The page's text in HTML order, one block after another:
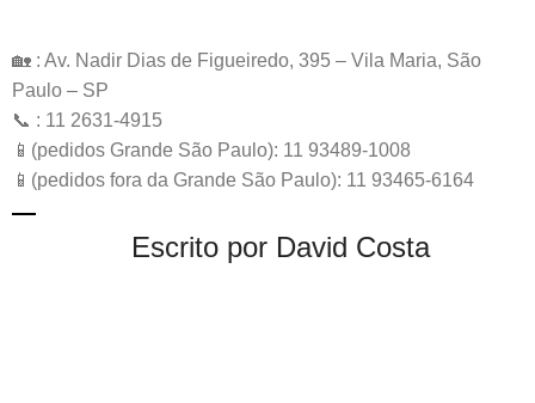
🏡 : Av. Nadir Dias de Figueiredo, 395 – Vila Maria, São
Paulo – SP
📞 : 11 2631-4915
📱(pedidos Grande São Paulo): 11 93489-1008
📱(pedidos fora da Grande São Paulo): 11 93465-6164
Escrito por David Costa